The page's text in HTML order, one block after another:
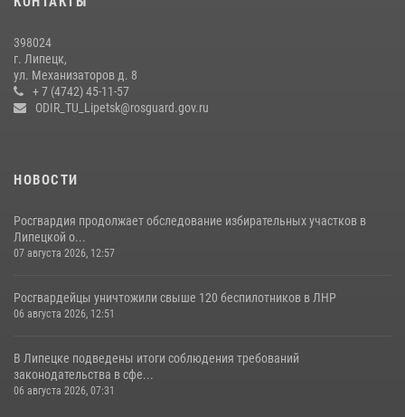
Липецке
17 июля 2026, 12:26 5
398024
г. Липецк,
ул. Механизаторов д. 8
+ 7 (4742) 45-11-57
ODIR_TU_Lipetsk@rosguard.gov.ru
НОВОСТИ
Росгвардия продолжает обследование избирательных участков в
Липецкой о...
07 августа 2026, 12:57
Росгвардейцы уничтожили свыше 120 беспилотников в ЛНР
06 августа 2026, 12:51
В Липецке подведены итоги соблюдения требований
законодательства в сфе...
06 августа 2026, 07:31